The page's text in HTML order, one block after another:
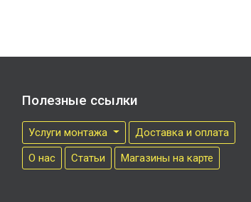
Полезные ссылки
Услуги монтажа
Доставка и оплата
О нас
Cтатьи Магазины на карте